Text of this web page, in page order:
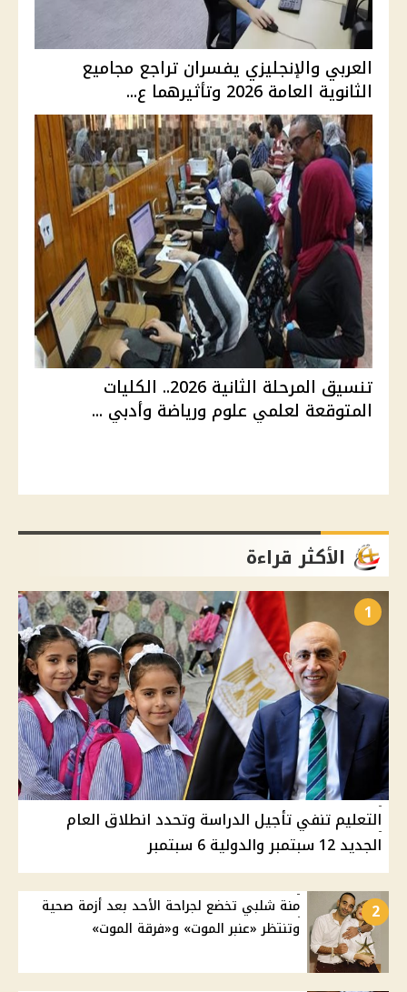
العربي والإنجليزي يفسران تراجع مجاميع
الثانوية العامة 2026 وتأثيرهما ع...
تنسيق المرحلة الثانية 2026.. الكليات
المتوقعة لعلمي علوم ورياضة وأدبي ...
الأكثر قراءة
1
التعليم تنفي تأجيل الدراسة وتحدد انطلاق العام
الجديد 12 سبتمبر والدولية 6 سبتمبر
2
منة شلبي تخضع لجراحة الأحد بعد أزمة صحية
وتنتظر «عنبر الموت» و«فرقة الموت»